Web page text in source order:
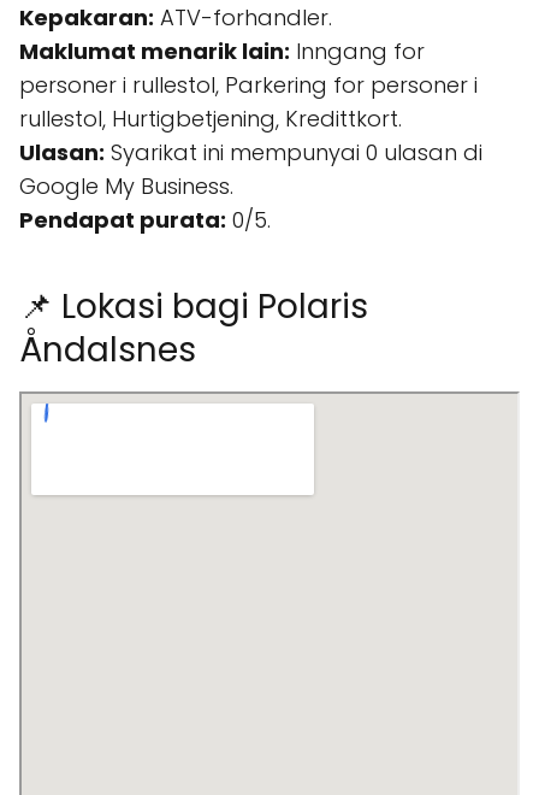
Kepakaran: ATV-forhandler.
Maklumat menarik lain: Inngang for
personer i rullestol, Parkering for personer i
rullestol, Hurtigbetjening, Kredittkort.
Ulasan: Syarikat ini mempunyai 0 ulasan di
Google My Business.
Pendapat purata: 0/5.
📌 Lokasi bagi Polaris
Åndalsnes